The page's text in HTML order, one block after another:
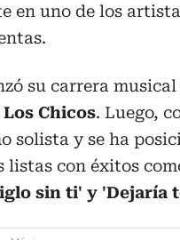
en uno de los
su carrera
Los Chicos. Luego,
solista y se ha
listas con éxitos
sin ti' y 'Dejaría